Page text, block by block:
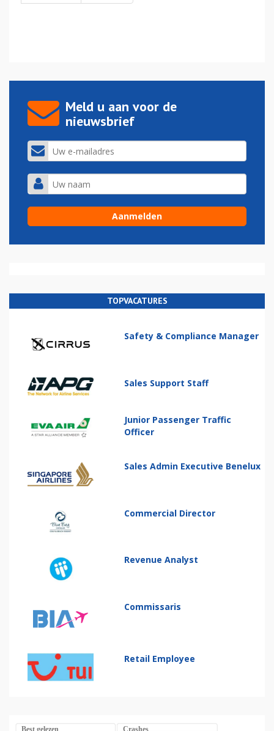
Meld u aan voor de
nieuwsbrief
TOPVACATURES
Safety & Compliance Manager
Sales Support Staff
Junior Passenger Traffic
Officer
Sales Admin Executive Benelux
Commercial Director
Revenue Analyst
Commissaris
Retail Employee
Best gelezen Crashes